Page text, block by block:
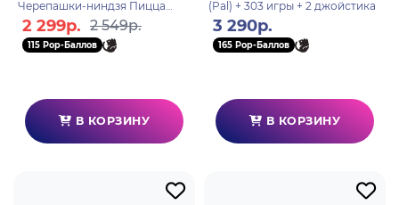
Черепашки-ниндзя Пицца
5056563713906
2 299р. 2 549р.
115 Pop-Баллов
В КОРЗИНУ
(Pal) + 303 игры + 2 джойстика
3 290р.
165 Pop-Баллов
В КОРЗИНУ